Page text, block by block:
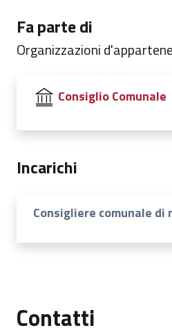
Fa parte di
Organizzazioni
Consiglio Comunale
Incarichi
Consigliere comunale di
Contatti